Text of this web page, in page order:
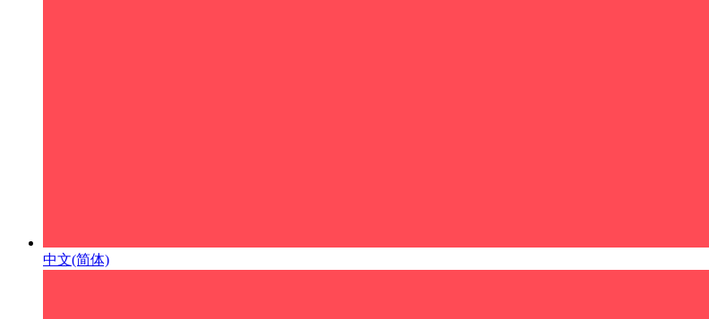
中文(简体)